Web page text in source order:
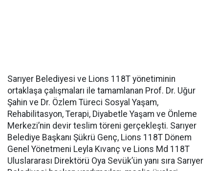
Sarıyer Belediyesi ve Lions 118T yönetiminin
ortaklaşa çalışmaları ile tamamlanan Prof. Dr. Uğur
Şahin ve Dr. Özlem Türeci Sosyal Yaşam,
Rehabilitasyon, Terapi, Diyabetle Yaşam ve Önleme
Merkezi’nin devir teslim töreni gerçekleşti. Sarıyer
Belediye Başkanı Şükrü Genç, Lions 118T Dönem
Genel Yönetmeni Leyla Kıvanç ve Lions Md 118T
Uluslararası Direktörü Oya Sevük’ün yanı sıra Sarıyer